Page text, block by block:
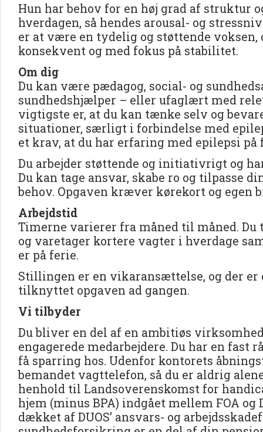
Hun har behov for en høj grad af struktur
hverdagen, så hendes arousal- og
er at være en tydelig og støttende voksen,
konsekvent og med fokus på stabilitet.
Om dig
Du kan være pædagog, social- og
sundhedshjælper – eller ufaglært med
vigtigste er, at du kan tænke selv og
situationer, særligt i forbindelse med
et krav, at du har erfaring med epilepsi på
Du arbejder støttende og initiativrigt og
Du kan tage ansvar, skabe ro og tilpasse
behov. Opgaven kræver kørekort og egen
Arbejdstid
Timerne varierer fra måned til måned.
og varetager kortere vagter i hverdage
er på ferie.
Stillingen er en vikaransættelse, og der er
tilknyttet opgaven ad gangen.
Vi tilbyder
Du bliver en del af en ambitiøs
engagerede medarbejdere. Du har en fast
få sparring hos. Udenfor kontorets
bemandet vagttelefon, så du er aldrig
henhold til Landsoverenskomst for
hjem (minus BPA) indgået mellem FOA og
dækket af DUOS’ ansvars- og